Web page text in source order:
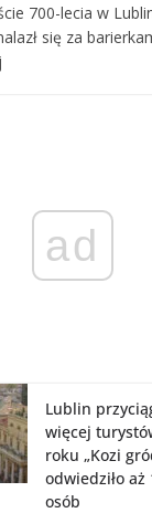
700-lecia w
się za
ad
Lublin
więcej
roku „Kozi
odwiedziło aż
osób